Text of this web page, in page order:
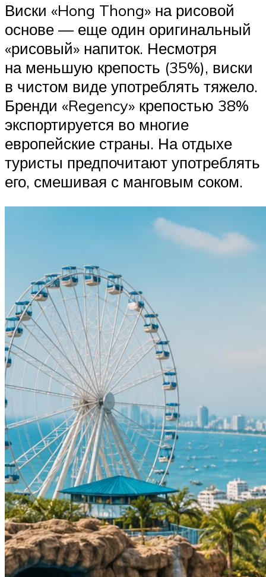
Виски «Hong Thong» на рисовой
основе — еще один оригинальный
«рисовый» напиток. Несмотря
на меньшую крепость (35%), виски
в чистом виде употреблять тяжело.
Бренди «Regency» крепостью 38%
экспортируется во многие
европейские страны. На отдыхе
туристы предпочитают употреблять
его, смешивая с манговым соком.